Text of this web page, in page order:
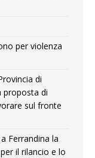
per violenza
di
proposta di
sul fronte
Ferrandina la
il rilancio e lo